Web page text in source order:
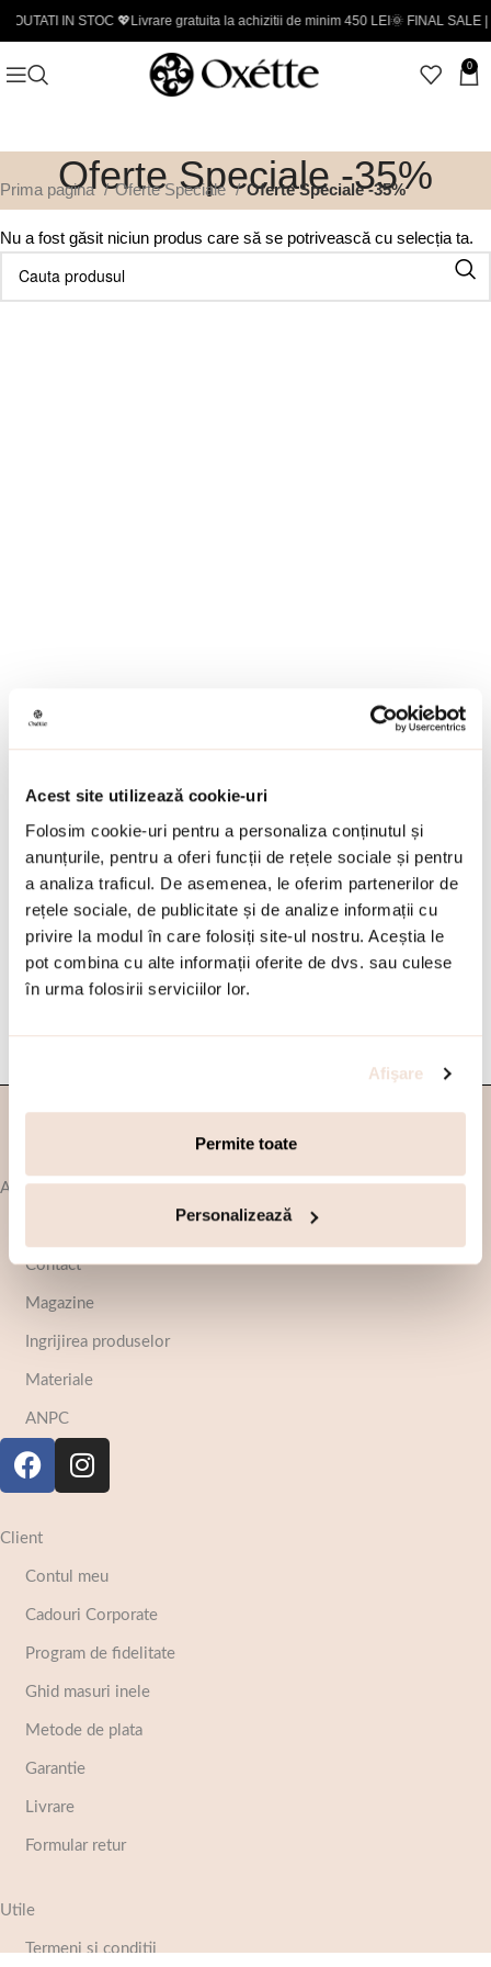
Acest site utilizează cookie-uri
Folosim cookie-uri pentru a personaliza conținutul și
anunțurile, pentru a oferi funcții de rețele sociale și pentru
a analiza traficul. De asemenea, le oferim partenerilor de
rețele sociale, de publicitate și de analize informații cu
privire la modul în care folosiți site-ul nostru. Aceștia le
pot combina cu alte informații oferite de dvs. sau culese
în urma folosirii serviciilor lor.
Afişare
Permite toate
Personalizează
IN STOC 💖Livrare gratuita la achizitii de minim 450 LEI🌞 FINAL SALE |
0
Oferte Speciale -35%
Prima pagina Oferte Speciale Oferte Speciale -35%
Nu a fost găsit niciun produs care să se potrivească cu selecția ta.
Afla mai multe
Contact
Magazine
Ingrijirea produselor
Materiale
ANPC
Client
Contul meu
Cadouri Corporate
Program de fidelitate
Ghid masuri inele
Metode de plata
Garantie
Livrare
Formular retur
Utile
Termeni si conditii